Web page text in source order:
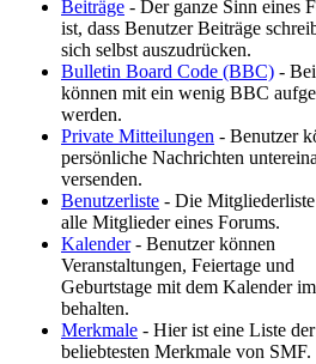
Beiträge - Der ganze Sinn eines
ist, dass Benutzer Beiträge
sich selbst auszudrücken.
Bulletin Board Code (BBC) -
können mit ein wenig BBC
werden.
Private Mitteilungen - Benutzer
persönliche Nachrichten
versenden.
Benutzerliste - Die
alle Mitglieder eines Forums.
Kalender- Benutzer können
Veranstaltungen, Feiertage und
Geburtstage mit dem Kalender
behalten.
Merkmale - Hier ist eine Liste der
beliebtesten Merkmale von SMF.